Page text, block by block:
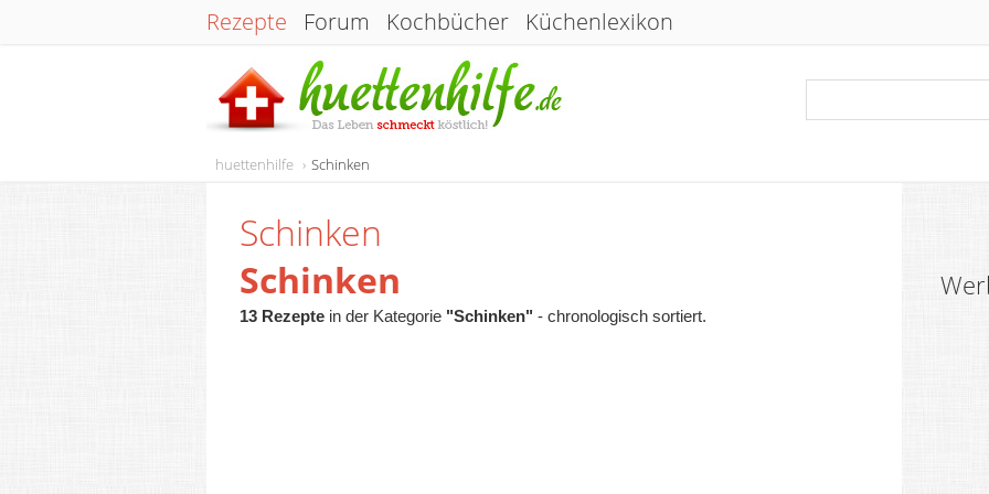
Rezepte Forum Kochbücher Küchenlexikon
huettenhilfe Schinken
Schinken
Schinken
13 Rezepte in der Kategorie "Schinken" - chronologisch sortiert.